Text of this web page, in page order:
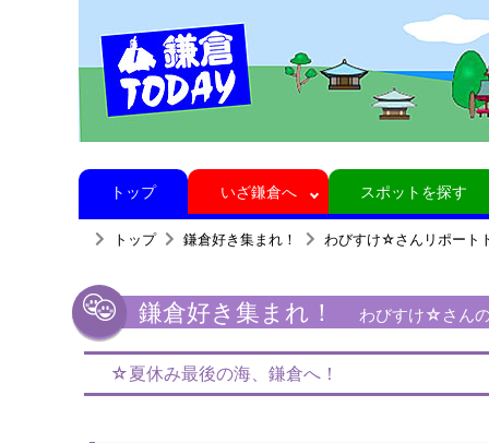
トップ いざ鎌倉へ スポットを探す
トップ 鎌倉好き集まれ！ わびすけ☆さんリポート
鎌倉好き集まれ！ わびすけ☆さん
☆夏休み最後の海、鎌倉へ！